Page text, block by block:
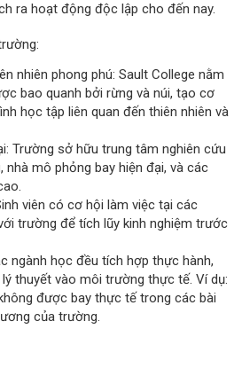
ra hoạt động độc lập cho đến nay.
nhiên phong phú: Sault College nằm
bao quanh bởi rừng và núi, tạo cơ
học tập liên quan đến thiên nhiên và
Trường sở hữu trung tâm nghiên cứu
mô phỏng bay hiện đại, và các
viên có cơ hội làm việc tại các
trường để tích lũy kinh nghiệm trước
ngành học đều tích hợp thực hành,
thuyết vào môi trường thực tế. Ví dụ:
được bay thực tế trong các bài
của trường.